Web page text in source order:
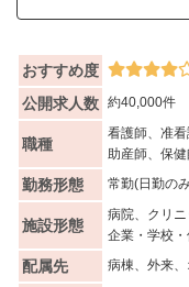
おすすめ度
公開求人数 約40,000件
職種
看護師、准
助産師、保
勤務形態 常勤(日勤の
施設形態
病院、クリ
企業・学校
配属先 病棟、外来